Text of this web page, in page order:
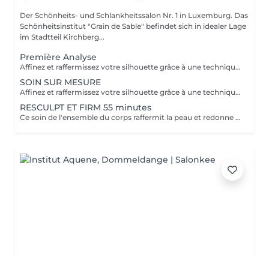
Der Schönheits- und Schlankheitssalon Nr. 1 in Luxemburg. Das
Schönheitsinstitut "Grain de Sable" befindet sich in idealer Lage
im Stadtteil Kirchberg...
Première Analyse
Affinez et raffermissez votre silhouette grâce à une technique de palper-rouler associée à un système d'aspiration. La dernière génération, le Cellu M6 INFINITY est un programme de soins basés sur la technique " Endermologie ", permettant de stimuler la circulation et les tissus de la peau en profondeur grâce à un système mécanique de palper-rouler. Associant confort et efficacité, cette technique, très proche d'un massage manuel, assouplit les tissus, améliore la circulation veineuse et lymphatique et permet une meilleure élimination des toxines. Les soins du corps Cellu M6 INFINITY permettent de : - déstocker les graisses - lisser la cellulite - raffermir la peau - retrouver des jambes légères
SOIN SUR MESURE
Affinez et raffermissez votre silhouette grâce à une technique de palper-rouler associée à un système d'aspiration. La dernière génération, le Cellu M6 INFINITY est un programme de soins basés sur la technique " Endermologie ", permettant de stimuler la circulation et les tissus de la peau en profondeur grâce à un système mécanique de palper-rouler. Associant confort et efficacité, cette technique, très proche d'un massage manuel, assouplit les tissus, améliore la circulation veineuse et lymphatique et permet une meilleure élimination des toxines. Les soins du corps Cellu M6 INFINITY permettent de : - déstocker les graisses - lisser la cellulite - raffermir la peau - retrouver des jambes légères
RESCULPT ET FIRM 55 minutes
Ce soin de l'ensemble du corps raffermit la peau et redonne du galbe aux courbes pour retrouver une silhouette resculptée et plus ferme tout en procurant un grand moment de bien-être.